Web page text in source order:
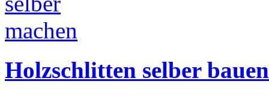
Holzschlitten selber